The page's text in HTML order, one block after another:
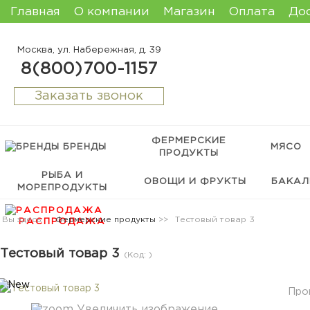
Главная О компании Магазин Оплата
Москва, ул. Набережная, д. 39
8(800)700-1157
Заказать звонок
БРЕНДЫ
ФЕРМЕРСКИЕ
ПРОДУКТЫ
МЯСО
РЫБА И
МОРЕПРОДУКТЫ
ОВОЩИ И ФРУКТЫ
РАСПРОДАЖА
Вы здесь: Фермерские продукты >> Тестовый товар 3
Тестовый товар 3 (Код: )